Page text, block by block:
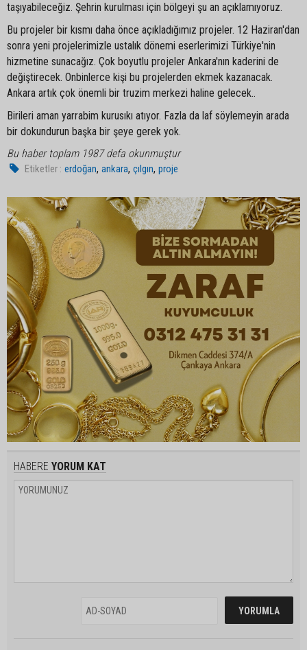
taşıyabileceğiz. Şehrin kurulması için bölgeyi şu an açıklamıyoruz.
Bu projeler bir kısmı daha önce açıkladığımız projeler. 12 Haziran'dan
sonra yeni projelerimizle ustalık dönemi eserlerimizi Türkiye'nin
hizmetine sunacağız. Çok boyutlu projeler Ankara'nın kaderini de
değiştirecek. Onbinlerce kişi bu projelerden ekmek kazanacak.
Ankara artık çok önemli bir truzim merkezi haline gelecek..
Birileri aman yarrabim kurusıkı atıyor. Fazla da laf söylemeyin arada
bir dokundurun başka bir şeye gerek yok.
Bu haber toplam 1987 defa okunmuştur
Etiketler : erdoğan,ankara,çılgın,proje
HABERE YORUM KAT